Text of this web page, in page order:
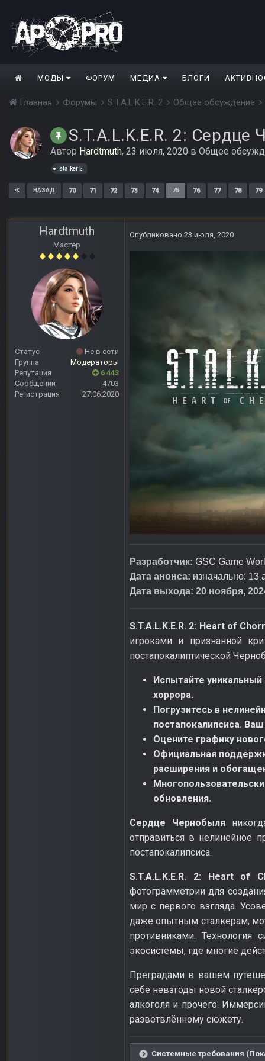
МОДЫ ФОРУМ МЕДИА БЛОГИ
Главная Форумы S.T.A.L.K.E.R. 2 Общее обсуждение
S.T.A.L.K.E.R. 2: Сердце
Автор Hardtmuth, 23 июля, 2020 в Общее
stalker 2
НАЗАД 70 71 72 73 74 75 76 77 78 79
Hardtmuth
Мастер
Статус
Не в сети
Группа
Модераторы
Репутация
6 443
Сообщений
4703
Регистрация
27.06.2020
Опубликовано 23 июля, 2020
Разработчик: GSC Game
Дата анонса: изначально: 13
Дата выхода: 20 ноября,
S.T.A.L.K.E.R. 2: Heart of
игроками и признанной
постапокалиптической
Испытайте
хоррора.
Погрузитесь в
постапокалипсиса.
Оцените графику
Официальная
расширения и
обновления.
Сердце Чернобыля
отправиться в нелинейное
постапокалипсиса.
S.T.A.L.K.E.R. 2: Heart of
фотограмметрии для
мир с первого взгляда.
даже опытным сталкерам,
противниками. Технология
экосистемы, где многие
Преградами в вашем
себе невзгоды новой
алкоголя и прочего.
разветвлённому сюжету.
Системные требования